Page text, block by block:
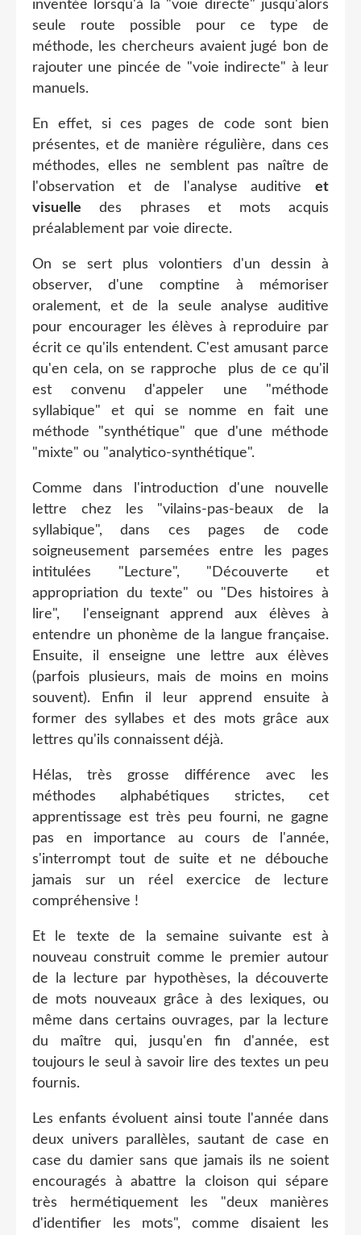
inventée lorsqu'à la "voie directe" jusqu'alors
seule route possible pour ce type de
méthode, les chercheurs avaient jugé bon de
rajouter une pincée de "voie indirecte" à leur
manuels.
En effet, si ces pages de code sont bien
présentes, et de manière régulière, dans ces
méthodes, elles ne semblent pas naître de
l'observation et de l'analyse auditive et
visuelle des phrases et mots acquis
préalablement par voie directe.
On se sert plus volontiers d'un dessin à
observer, d'une comptine à mémoriser
oralement, et de la seule analyse auditive
pour encourager les élèves à reproduire par
écrit ce qu'ils entendent. C'est amusant parce
qu'en cela, on se rapproche plus de ce qu'il
est convenu d'appeler une "méthode
syllabique" et qui se nomme en fait une
méthode "synthétique" que d'une méthode
"mixte" ou "analytico-synthétique".
Comme dans l'introduction d'une nouvelle
lettre chez les "vilains-pas-beaux de la
syllabique", dans ces pages de code
soigneusement parsemées entre les pages
intitulées "Lecture", "Découverte et
appropriation du texte" ou "Des histoires à
lire", l'enseignant apprend aux élèves à
entendre un phonème de la langue française.
Ensuite, il enseigne une lettre aux élèves
(parfois plusieurs, mais de moins en moins
souvent). Enfin il leur apprend ensuite à
former des syllabes et des mots grâce aux
lettres qu'ils connaissent déjà.
Hélas, très grosse différence avec les
méthodes alphabétiques strictes, cet
apprentissage est très peu fourni, ne gagne
pas en importance au cours de l'année,
s'interrompt tout de suite et ne débouche
jamais sur un réel exercice de lecture
compréhensive !
Et le texte de la semaine suivante est à
nouveau construit comme le premier autour
de la lecture par hypothèses, la découverte
de mots nouveaux grâce à des lexiques, ou
même dans certains ouvrages, par la lecture
du maître qui, jusqu'en fin d'année, est
toujours le seul à savoir lire des textes un peu
fournis.
Les enfants évoluent ainsi toute l'année dans
deux univers parallèles, sautant de case en
case du damier sans que jamais ils ne soient
encouragés à abattre la cloison qui sépare
très hermétiquement les "deux manières
d'identifier les mots", comme disaient les